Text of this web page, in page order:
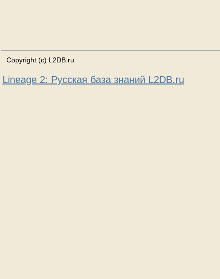
Copyright (c) L2DB.ru
Lineage 2: Русская база знаний L2DB.ru